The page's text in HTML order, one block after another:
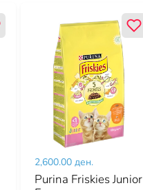
2,600.00 ден.
Purina Friskies Junior